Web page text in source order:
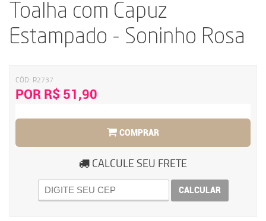
Toalha com Capuz
Estampado - Soninho Rosa
CÓD: R2737
POR R$ 51,90
COMPRAR
CALCULE SEU FRETE
CALCULAR